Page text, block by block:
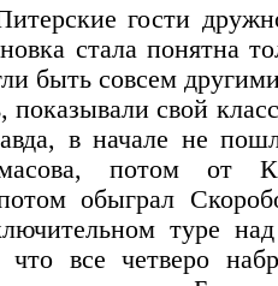
гости
стала понятна
быть совсем
показывали свой
в начале не
потом от
обыграл
туре
что все четверо